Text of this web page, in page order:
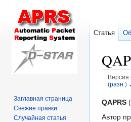
Версия
(разн. )
Перейти
к
Перейти
к
QAPRS
Автор
Статья
Заглавная страница
Свежие правки
Случайная статья